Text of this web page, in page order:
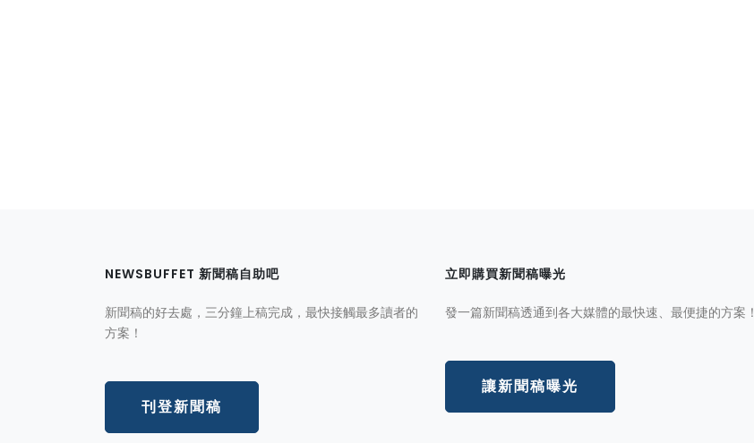
NEWSBUFFET 新聞稿自助吧
新聞稿的好去處，三分鐘上稿完成，最快接觸最多讀者的
方案！
刊登新聞稿
立即購買新聞稿曝光
發一篇新聞稿透通到各大媒體的最快速、最便捷的方案！
讓新聞稿曝光